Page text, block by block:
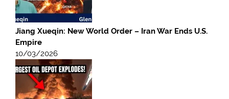
Jiang Xueqin: New World Order – Iran War Ends U.S.
Empire
10/03/2026